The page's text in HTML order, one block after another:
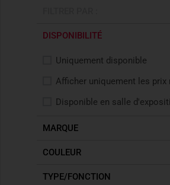
DISPONIBILITÉ
Uniquement disponible
Afficher uniquement les prix
Disponible en salle
MARQUE
COULEUR
TYPE/FONCTION